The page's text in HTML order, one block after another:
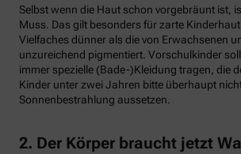
Selbst wenn die Haut schon vorgebräunt ist,
Muss. Das gilt besonders für zarte
Vielfaches dünner als die von Erwachsenen
unzureichend pigmentiert. Vorschulkinder
immer spezielle (Bade-)Kleidung tragen, die
Kinder unter zwei Jahren bitte überhaupt
Sonnenbestrahlung aussetzen.
2. Der Körper braucht jetzt